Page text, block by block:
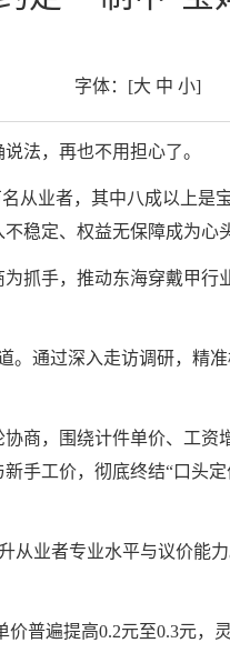
字体： [大 中 小]
法，再也不用担心了。
从业者，其中八成以上是
稳定、权益无保障成为心
抓手，推动东海穿戴甲行
。通过深入走访调研，精
商，围绕计件单价、工资
手工价，彻底终结“口头定
从业者专业水平与议价能
普遍提高0.2元至0.3元，